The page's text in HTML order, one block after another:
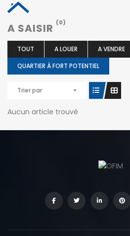
A SAISIR (0)
TOUT A LOUER
A VENDRE
QUARTIER À FORT POTENTIEL
Trier par
Aucun article trouvé